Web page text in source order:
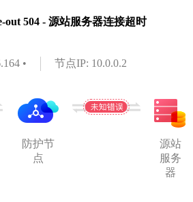
out 504 - 源站服务器连接超时
• 节点IP: 10.0.0.2
防护节
点
源站
服务
器